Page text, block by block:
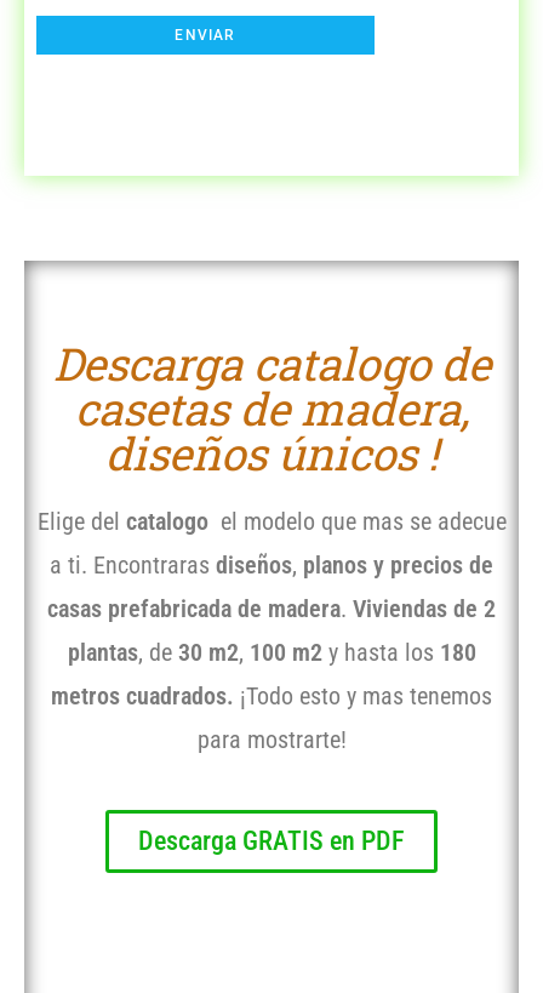
Descarga catalogo de
casetas de madera,
diseños únicos !
Elige del catalogoel modelo que mas se adecue
a ti. Encontraras diseños, planos y precios de
casas prefabricada de madera. Viviendas de 2
plantas, de 30 m2, 100 m2 y hasta los 180
metros cuadrados. ¡Todo esto y mas tenemos
para mostrarte!
Descarga GRATIS en PDF